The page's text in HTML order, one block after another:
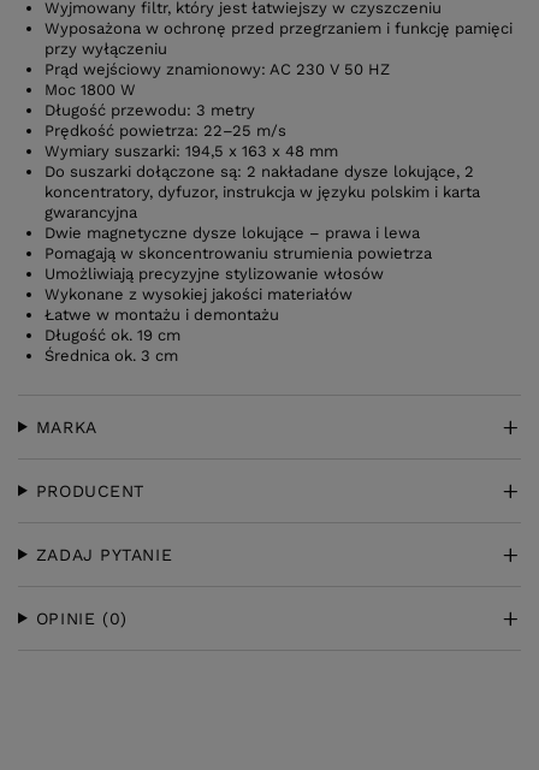
Wyjmowany filtr, który jest łatwiejszy w czyszczeniu
Wyposażona w ochronę przed przegrzaniem i funkcję pamięci
przy wyłączeniu
Prąd wejściowy znamionowy: AC 230 V 50 HZ
Moc 1800 W
Długość przewodu: 3 metry
Prędkość powietrza: 22–25 m/s
Wymiary suszarki: 194,5 x 163 x 48 mm
Do suszarki dołączone są: 2 nakładane dysze lokujące, 2
koncentratory, dyfuzor, instrukcja w języku polskim i karta
gwarancyjna
Dwie magnetyczne dysze lokujące – prawa i lewa
Pomagają w skoncentrowaniu strumienia powietrza
Umożliwiają precyzyjne stylizowanie włosów
Wykonane z wysokiej jakości materiałów
Łatwe w montażu i demontażu
Długość ok. 19 cm
Średnica ok. 3 cm
MARKA
PRODUCENT
ZADAJ PYTANIE
OPINIE (0)